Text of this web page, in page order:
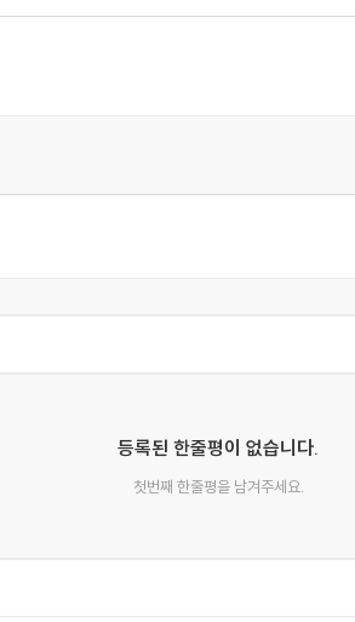
등록된 한줄평이 없습니다.
첫번째 한줄평을 남겨주세요.